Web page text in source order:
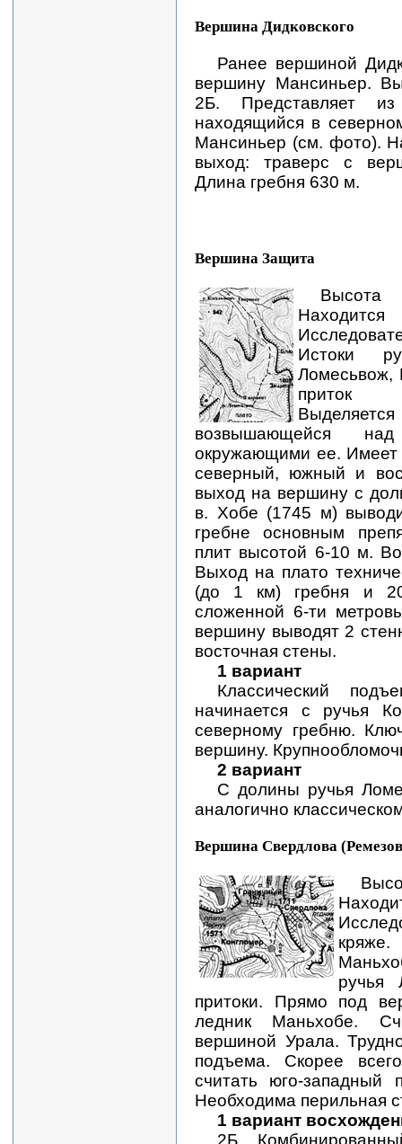
Вершина Дидковского
Ранее вершиной
вершину Мансиньер.
2Б. Представляет
находящийся в
Мансиньер (см. фото).
выход: траверс с
Длина гребня 630 м.
Вершина Защита
Истоки
Ломесьвож,
приток
возвышающейся
окружающими ее. Имеет
северный, южный и
выход на вершину с
в. Хобе (1745 м)
гребне основным
плит высотой 6-10 м.
Выход на плато
(до 1 км) гребня и
сложенной 6-ти
вершину выводят 2
восточная стены.
1 вариант
Классический
начинается с ручья
северному гребню.
вершину.
2 вариант
С долины ручья
аналогично
Вершина Свердлова
ручья
притоки. Прямо под
ледник Маньхобе.
вершиной Урала.
подъема. Скорее
считать юго-
Необходима перильная
1 вариант
2Б.